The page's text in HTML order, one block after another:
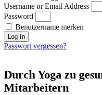
Username or Email Address
Password
Benutzername merken
Log In
Passwort vergessen?
Durch Yoga zu
Mitarbeitern